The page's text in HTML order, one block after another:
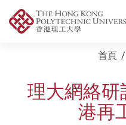
首頁
理大網絡研
港再